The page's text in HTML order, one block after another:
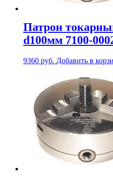
Патрон
d100мм 7100-
9360 руб. Добавить в